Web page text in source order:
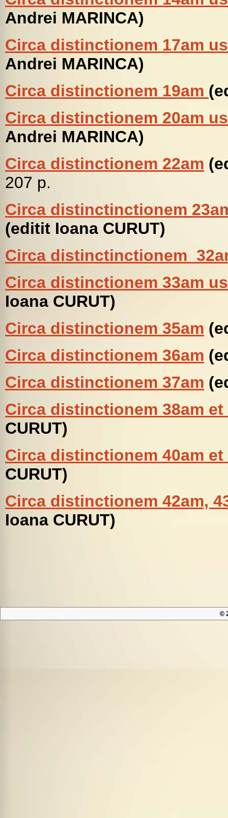
Andrei MARINCA)
Circa distinctionem 17am
Andrei MARINCA)
Circa distinctionem 19am
Circa distinctionem 20am
Andrei MARINCA)
Circa distinctionem 22am
207 p.
Circa distinctinctionem
(editit Ioana CURUT)
Circa distinctinctionem
Circa distinctionem 33am
Ioana CURUT)
Circa distinctionem 35am
Circa distinctionem 36am
Circa distinctionem 37am
Circa distinctionem 38am et
CURUT)
Circa distinctionem 40am et
CURUT)
Circa distinctionem 42am,
Ioana CURUT)
©